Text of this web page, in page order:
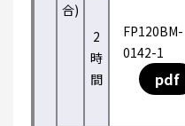
合)
2
時
間
FP120BM-
0142-1
pdf